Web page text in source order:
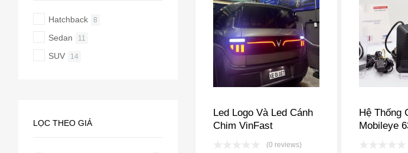
Led Logo Và Led Cánh
Chim VinFast
(0 reviews)
Hệ Thống
Mobileye
Hatchback 8
Sedan 11
SUV 14
LỌC THEO GIÁ